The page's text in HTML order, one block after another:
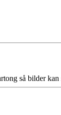
så bilder kan